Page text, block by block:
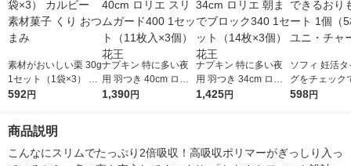
素材がおいしい栗 30g
1セット（1袋×3） カ
ルビー 素材菓子 くり
592円
ナプキン 特に多い夜
用 羽つき 40cm ロリ
エ スリムガード400 1
1,390円
ナプキン 特に多い夜
用 羽つき 34cm ロリ
エ 朝までブロック340
1,425円
ソフィ 妊活
グをチェック
りものシート
598円
商品説明
こんなにスリムでたっぷり2倍吸収！高吸収ポリマーがぎっしり入っ